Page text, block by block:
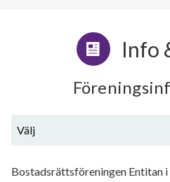
Info
Välj
Bostadsrättsföreningen Entitan i